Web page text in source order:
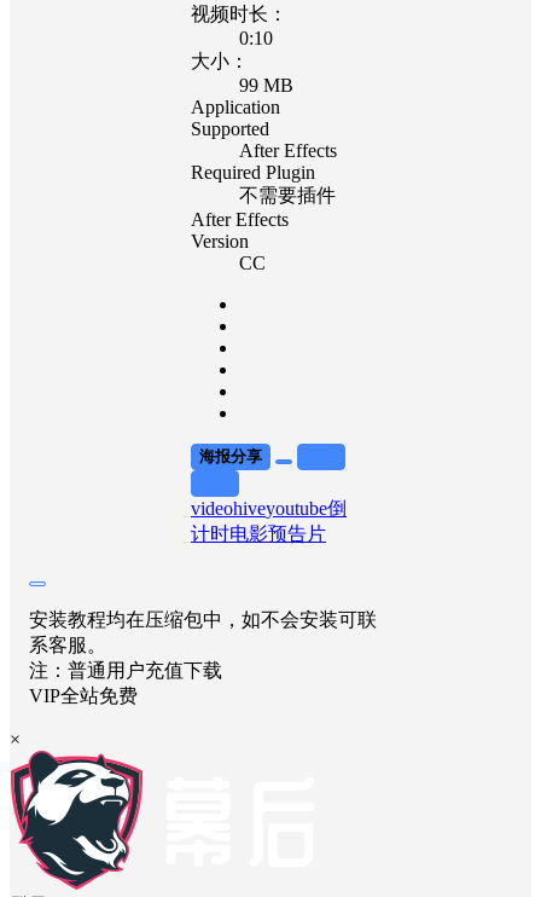
视频时长：
0:10
大小：
99 MB
Application
Supported
After Effects
Required Plugin
不需要插件
After Effects
Version
CC
海报分享
videohiveyoutube倒
计时电影预告片
安装教程均在压缩包中，如不会安装可联
系客服。
注：普通用户充值下载
VIP全站免费
×